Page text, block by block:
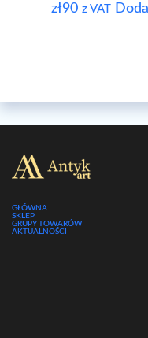
zł90 z VAT
GŁÓWNA
SKLEP
GRUPY TOWARÓW
AKTUALNOŚCI